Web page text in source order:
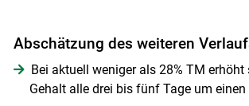
Abschätzung des weiteren
Bei aktuell weniger als 28% TM erhöht
Gehalt alle drei bis fünf Tage um